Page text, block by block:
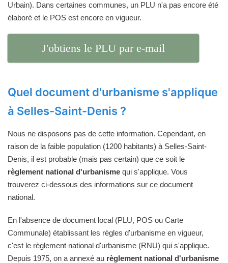
Urbain). Dans certaines communes, un PLU n'a pas encore été
élaboré et le POS est encore en vigueur.
J'obtiens le PLU par e-mail
Quel document d'urbanisme s'applique
à Selles-Saint-Denis ?
Nous ne disposons pas de cette information. Cependant, en
raison de la faible population (1200 habitants) à Selles-Saint-
Denis, il est probable (mais pas certain) que ce soit le
règlement national d'urbanisme qui s'applique. Vous
trouverez ci-dessous des informations sur ce document
national.
En l'absence de document local (PLU, POS ou Carte
Communale) établissant les règles d'urbanisme en vigueur,
c'est le règlement national d'urbanisme (RNU) qui s'applique.
Depuis 1975, on a annexé au règlement national d'urbanisme